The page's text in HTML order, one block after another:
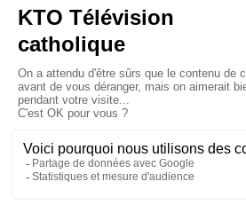
La visite
XIV à Assise à
jeudi 6 août
Le pape en
Pérou du 6 au 17